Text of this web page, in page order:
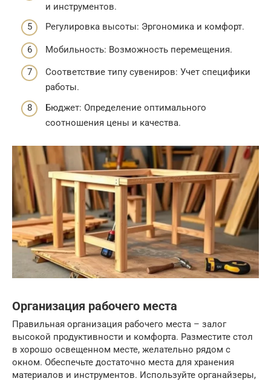
и инструментов.
Регулировка высоты: Эргономика и комфорт.
Мобильность: Возможность перемещения.
Соответствие типу сувениров: Учет специфики
работы.
Бюджет: Определение оптимального
соотношения цены и качества.
Организация рабочего места
Правильная организация рабочего места – залог
высокой продуктивности и комфорта. Разместите стол
в хорошо освещенном месте, желательно рядом с
окном. Обеспечьте достаточно места для хранения
материалов и инструментов. Используйте органайзеры,